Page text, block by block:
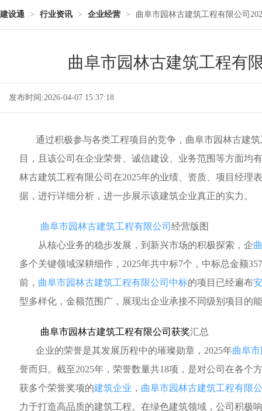
建设通 > 行业资讯 > 企业经营 > 曲阜市园林古建筑工程有限公司
曲阜市园林古建筑工程有
发布时间:2026-04-07 15:37:18
通过积极参与各类工程项目的竞争，曲阜市园林古建筑
目，且该公司在企业荣誉、诚信建设、业务范围等方面均
林古建筑工程有限公司在2025年的业绩、资质、项目经理
据，进行详细分析，进一步展示该建筑企业真正的实力。
曲阜市园林古建筑工程有限公司 经营版图
从核心业务的稳步发展，到新兴市场的积极探索，企
多个关键领域深耕细作，2025年共中标7个，中标总金额
前， 曲阜市园林古建筑工程有限公司中标的项目已经遍布
型多样化，金额范围广，展现出企业承接不同级别项目的
曲阜市园林古建筑工程有限公司获奖汇总
企业的荣誉是其发展历程中的璀璨勋章，2025年曲阜
誉而归。截至2025年，荣誉数量共18项，是对公司在各个
获多个荣誉奖项的建筑企业 ， 曲阜市园林古建筑工程有限
力于打造高品质的建筑工程。在绿色建筑领域，公司积极